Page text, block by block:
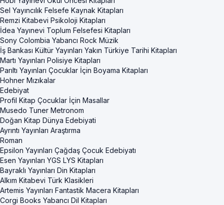
Sel Yayıncılık Felsefe Kaynak Kitapları
Remzi Kitabevi Psikoloji Kitapları
İdea Yayınevi Toplum Felsefesi Kitapları
Sony Colombia Yabancı Rock Müzik
İş Bankası Kültür Yayınları Yakın Türkiye Tarihi Kitapları
Martı Yayınları Polisiye Kitapları
Parıltı Yayınları Çocuklar İçin Boyama Kitapları
Hohner Mızıkalar
Edebiyat
Profil Kitap Çocuklar İçin Masallar
Musedo Tuner Metronom
Doğan Kitap Dünya Edebiyati
Ayrıntı Yayınları Araştırma
Roman
Epsilon Yayınları Çağdaş Çocuk Edebiyatı
Esen Yayınları YGS LYS Kitapları
Bayraklı Yayınları Din Kitapları
Alkım Kitabevi Türk Klasikleri
Artemis Yayınları Fantastik Macera Kitapları
Corgi Books Yabancı Dil Kitapları